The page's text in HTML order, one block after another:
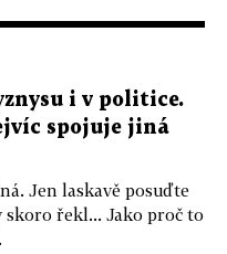
i v politice.
spojuje jiná
Jen laskavě posuďte
skoro řekl... Jako proč to